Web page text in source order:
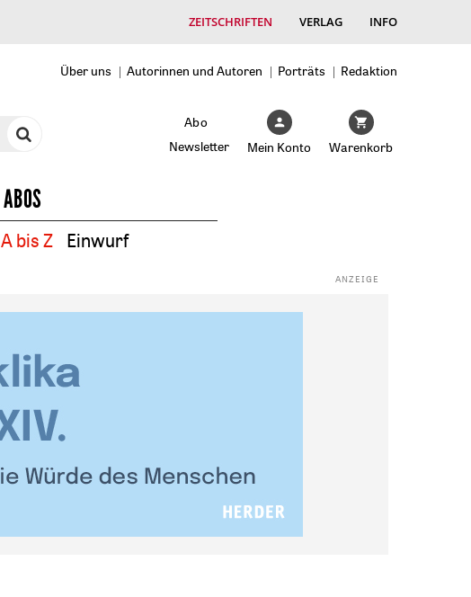
ZEITSCHRIFTEN VERLAG INFO
Über uns Autorinnen und Autoren Porträts
Redaktion
Abo
Newsletter
Mein Konto Warenkorb
ABOS
A bis Z Einwurf